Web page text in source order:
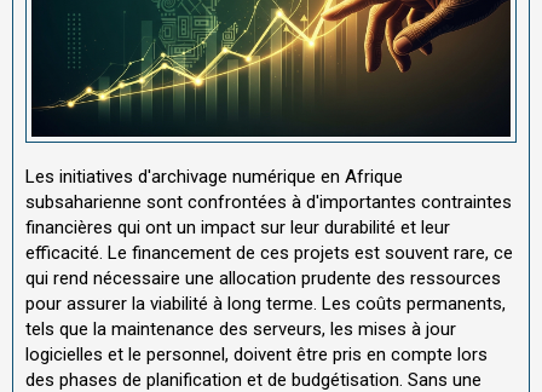
Les initiatives d'archivage numérique en Afrique
subsaharienne sont confrontées à d'importantes contraintes
financières qui ont un impact sur leur durabilité et leur
efficacité. Le financement de ces projets est souvent rare, ce
qui rend nécessaire une allocation prudente des ressources
pour assurer la viabilité à long terme. Les coûts permanents,
tels que la maintenance des serveurs, les mises à jour
logicielles et le personnel, doivent être pris en compte lors
des phases de planification et de budgétisation. Sans une